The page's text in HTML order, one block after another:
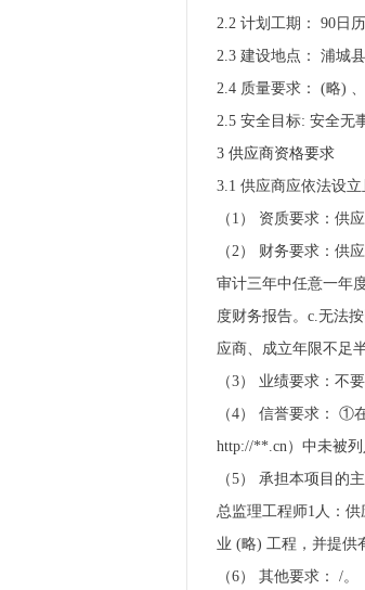
2.2 计划工期： 90日
2.3 建设地点： 浦城县
2.4 质量要求： (略)
2.5 安全目标: 安全无
3 供应商资格要求
3.1 供应商应依法设立
（1） 资质要求：供
（2） 财务要求：供
审计三年中任意一年
度财务报告。c.无法
应商、成立年限不足
（3） 业绩要求：不要
（4） 信誉要求： ①
http://**.cn）中未被
（5） 承担本项目的
总监理工程师1人：
业 (略) 工程，并提供
（6） 其他要求： /。